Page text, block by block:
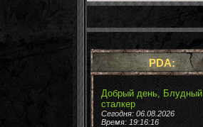
PDA:
Добрый день, Блудный
сталкер
Сегодня: 06.08.2026
Время: 19:16:18